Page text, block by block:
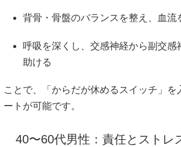
背骨・骨盤のバランスを整え、血流
呼吸を深くし、交感神経から副交感
助ける
ことで、「からだが休めるスイッチ」を
ートが可能です。
40〜60代男性：責任とストレ